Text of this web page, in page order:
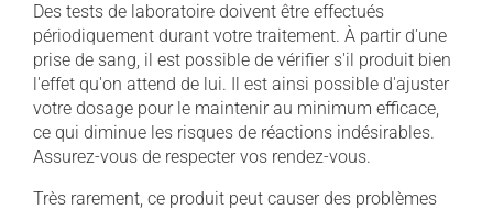
Des tests de laboratoire doivent être effectués
périodiquement durant votre traitement. À partir d'une
prise de sang, il est possible de vérifier s'il produit bien
l'effet qu'on attend de lui. Il est ainsi possible d'ajuster
votre dosage pour le maintenir au minimum efficace,
ce qui diminue les risques de réactions indésirables.
Assurez-vous de respecter vos rendez-vous.
Très rarement, ce produit peut causer des problèmes